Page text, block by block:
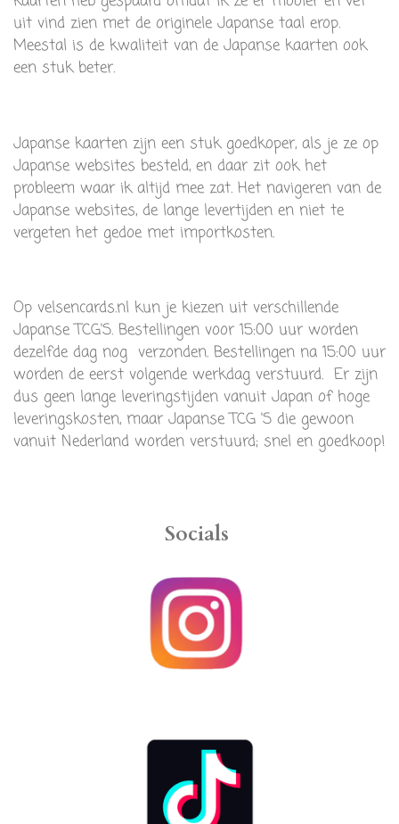
uit vind zien met de originele Japanse taal erop.
Meestal is de kwaliteit van de Japanse kaarten ook
een stuk beter.
Japanse kaarten zijn een stuk goedkoper, als je ze op
Japanse websites besteld, en daar zit ook het
probleem waar ik altijd mee zat. Het navigeren van de
Japanse websites, de lange levertijden en niet te
vergeten het gedoe met importkosten.
Op velsencards.nl kun je kiezen uit verschillende
Japanse TCG'S. Bestellingen voor 15:00 uur worden
dezelfde dag nog verzonden. Bestellingen na 15:00 uur
worden de eerst volgende werkdag verstuurd. Er zijn
dus geen lange leveringstijden vanuit Japan of hoge
leveringskosten, maar Japanse TCG 'S die gewoon
vanuit Nederland worden verstuurd; snel en goedkoop!
Socials